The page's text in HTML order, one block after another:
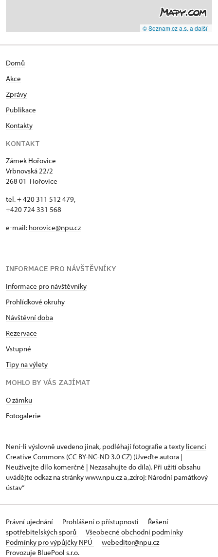
© Seznam.cz a.s. a další
Domů
Akce
Zprávy
Publikace
Kontakty
KONTAKT
Zámek Hořovice
Vrbnovská 22/2
268 01 Hořovice
tel. + 420 311 512 479,
+420 724 331 568
e-mail: horovice@npu.cz
INFORMACE PRO NÁVŠTĚVNÍKY
Informace pro návštěvníky
Prohlídkové okruhy
Návštěvní doba
Rezervace
Vstupné
Tipy na výlety
MOHLO BY VÁS ZAJÍMAT
O zámku
Fotogalerie
Není-li výslovně uvedeno jinak, podléhají fotografie a texty licenci
Creative Commons (CC BY-NC-ND 3.0 CZ) (Uveďte autora |
Neužívejte dílo komerčně | Nezasahujte do díla). Při užití obsahu
uvádějte odkaz na stránky www.npu.cz a „zdroj: Národní památkový
ústav“
Právní ujednání Prohlášení o přístupnosti
Řešení
spotřebitelských sporů
Všeobecné obchodní podmínky
Podmínky pro výpůjčky NPÚ
webeditor@npu.cz
Provozuje BluePool s.r.o.